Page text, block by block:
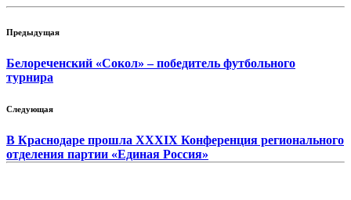
Предыдущая
Белореченский «Сокол» – победитель футбольного
турнира
Следующая
В Краснодаре прошла XXXIX Конференция регионального
отделения партии «Единая Россия»